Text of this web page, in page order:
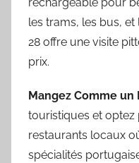
rechargeable pour
les trams, les bus,
28 offre une visite
prix.
Mangez Comme un
touristiques et optez
restaurants locaux
spécialités